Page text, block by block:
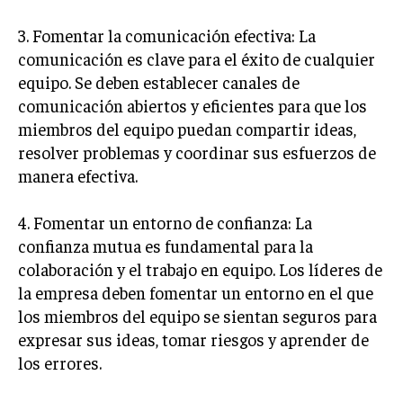
EMPRESAS FAMILIARES Y SUCESIÓN
GESTIÓN DEL RIESGO EMPRESARIAL
NEGOCIACIÓN Y RESOLUCIÓN DE CONFLICTOS
DERECHO EMPRESARIAL Y REGULACIONES
ÉXITO EMPRESARIAL Y CASOS DE ESTUDIO
NEGOCIOS
ESTRATEGIAS DE NEGOCIOS
MARKETING B2B
MARKETING B2C
FRANQUICIAS
3. Fomentar la comunicación efectiva: La
comunicación es clave para el éxito de cualquier
equipo. Se deben establecer canales de
comunicación abiertos y eficientes para que los
miembros del equipo puedan compartir ideas,
resolver problemas y coordinar sus esfuerzos de
manera efectiva.
4. Fomentar un entorno de confianza: La
confianza mutua es fundamental para la
colaboración y el trabajo en equipo. Los líderes de
la empresa deben fomentar un entorno en el que
los miembros del equipo se sientan seguros para
expresar sus ideas, tomar riesgos y aprender de
los errores.